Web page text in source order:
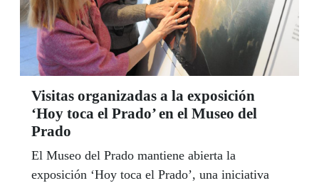
Visitas organizadas a la exposición
‘Hoy toca el Prado’ en el Museo del
Prado
El Museo del Prado mantiene abierta la
exposición ‘Hoy toca el Prado’, una iniciativa